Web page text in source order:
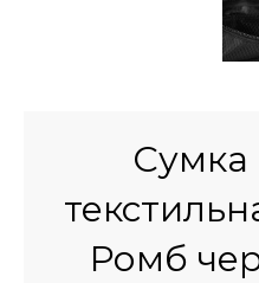
Сумка
Ромб